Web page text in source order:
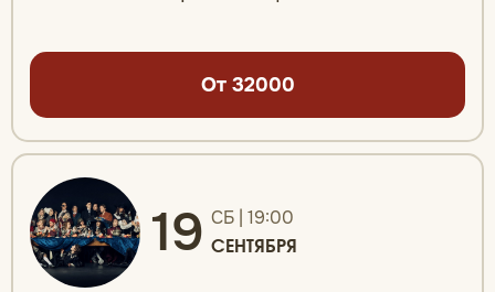
От 32000
19 СБ | 19:00
СЕНТЯБРЯ